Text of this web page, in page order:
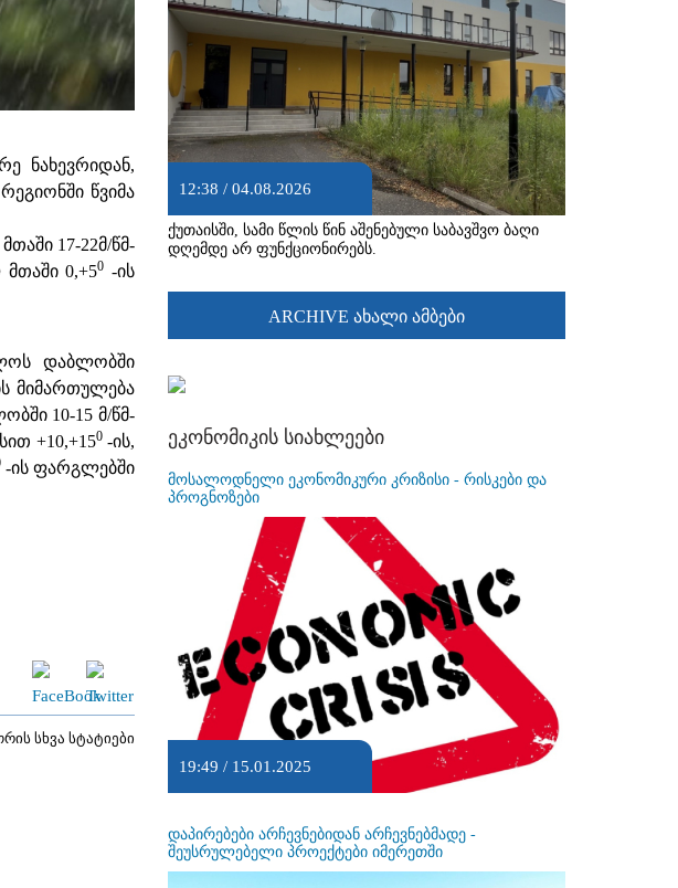
ნახევრიდან,
წვიმა
17-22მ/წმ-
0,+50 -ის
დაბლობში
მიმართულება
10-15 მ/წმ-
+10,+150-ის,
-ის ფარგლებში
სხვა სტატიები
12:38 / 04.08.2026
ქუთაისში, სამი წლის წინ აშენებული საბავშვო ბაღი
დღემდე არ ფუნქციონირებს.
ARCHIVE ახალი ამბები
ეკონომიკის სიახლეები
მოსალოდნელი ეკონომიკური კრიზისი - რისკები და
პროგნოზები
19:49 / 15.01.2025
დაპირებები არჩევნებიდან არჩევნებმადე -
შეუსრულებელი პროექტები იმერეთში